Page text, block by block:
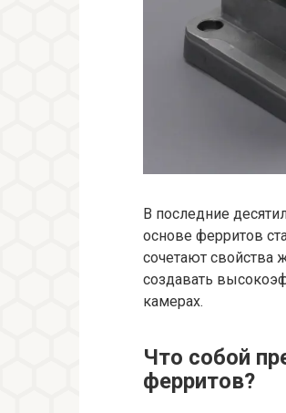
В последние
основе ферритов
сочетают свойства
создавать
камерах.
Что собой
ферритов?